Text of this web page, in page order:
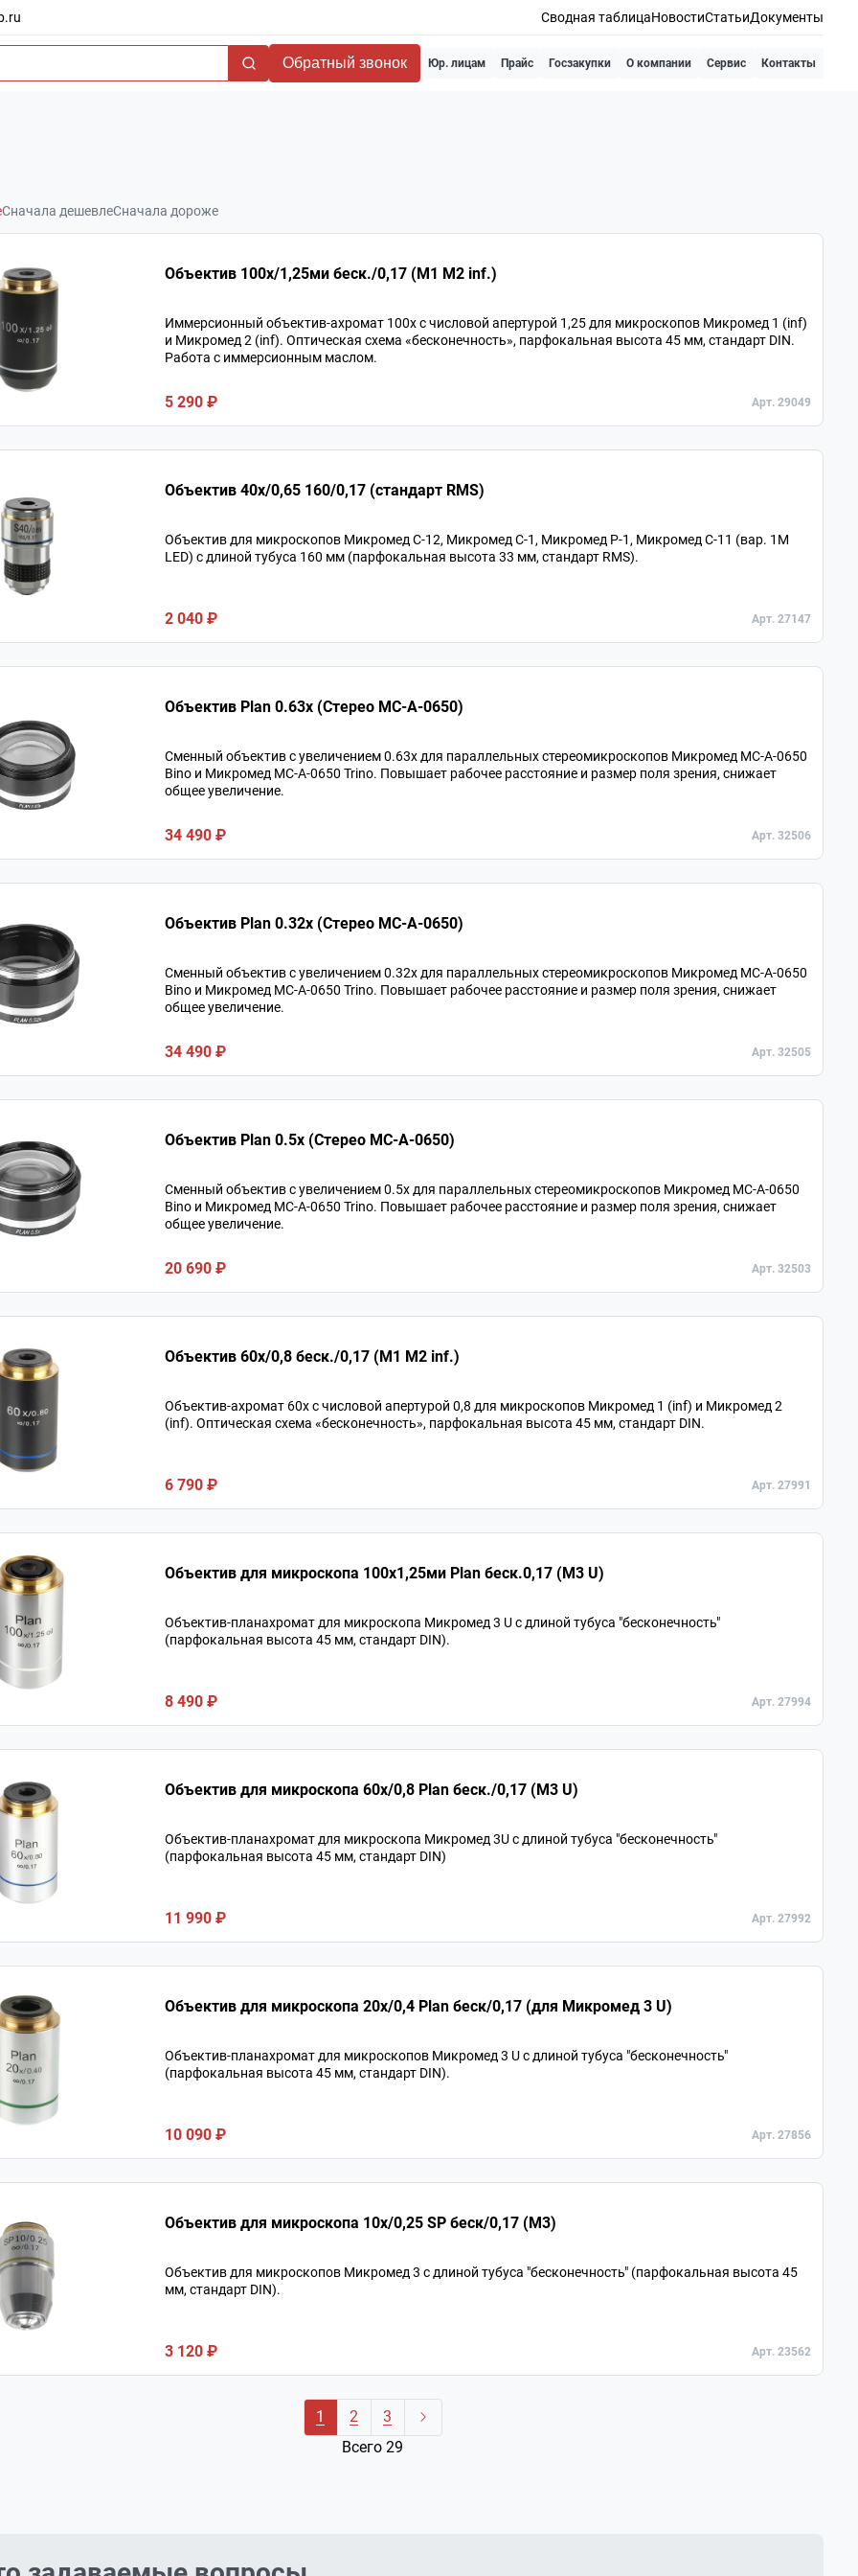
Сводная таблицаНовостиСтатьиДокументы
Обратный звонок Юр. лицам Прайс Госзакупки О компании Сервис Контакты
Сначала дешевлеСначала дороже
Объектив 100х/1,25ми беск./0,17 (М1 М2 inf.)
Иммерсионный объектив-ахромат 100х с числовой апертурой 1,25 для микроскопов Микромед 1 (inf)
и Микромед 2 (inf). Оптическая схема «бесконечность», парфокальная высота 45 мм, стандарт DIN.
Работа с иммерсионным маслом.
5 290 ₽ Арт. 29049
Объектив 40х/0,65 160/0,17 (стандарт RMS)
Объектив для микроскопов Микромед С-12, Микромед С-1, Микромед Р-1, Микромед С-11 (вар. 1М
LED) с длиной тубуса 160 мм (парфокальная высота 33 мм, стандарт RMS).
2 040 ₽ Арт. 27147
Объектив Plan 0.63x (Стерео MC-A-0650)
Сменный объектив с увеличением 0.63х для параллельных стереомикроскопов Микромед MC-A-0650
Bino и Микромед MC-A-0650 Trino. Повышает рабочее расстояние и размер поля зрения, снижает
общее увеличение.
34 490 ₽ Арт. 32506
Объектив Plan 0.32x (Стерео MC-A-0650)
Сменный объектив с увеличением 0.32х для параллельных стереомикроскопов Микромед MC-A-0650
Bino и Микромед MC-A-0650 Trino. Повышает рабочее расстояние и размер поля зрения, снижает
общее увеличение.
34 490 ₽ Арт. 32505
Объектив Plan 0.5x (Стерео MC-A-0650)
Сменный объектив с увеличением 0.5х для параллельных стереомикроскопов Микромед MC-A-0650
Bino и Микромед MC-A-0650 Trino. Повышает рабочее расстояние и размер поля зрения, снижает
общее увеличение.
20 690 ₽ Арт. 32503
Объектив 60х/0,8 беск./0,17 (М1 М2 inf.)
Объектив-ахромат 60х с числовой апертурой 0,8 для микроскопов Микромед 1 (inf) и Микромед 2
(inf). Оптическая схема «бесконечность», парфокальная высота 45 мм, стандарт DIN.
6 790 ₽ Арт. 27991
Объектив для микроскопа 100х1,25ми Plan беск.0,17 (М3 U)
Объектив-планахромат для микроскопа Микромед 3 U с длиной тубуса "бесконечность"
(парфокальная высота 45 мм, стандарт DIN).
8 490 ₽ Арт. 27994
Объектив для микроскопа 60х/0,8 Plan беск./0,17 (М3 U)
Объектив-планахромат для микроскопа Микромед 3U с длиной тубуса "бесконечность"
(парфокальная высота 45 мм, стандарт DIN)
11 990 ₽ Арт. 27992
Объектив для микроскопа 20х/0,4 Plan беск/0,17 (для Микромед 3 U)
Объектив-планахромат для микроскопов Микромед 3 U с длиной тубуса "бесконечность"
(парфокальная высота 45 мм, стандарт DIN).
10 090 ₽ Арт. 27856
Объектив для микроскопа 10х/0,25 SP беск/0,17 (М3)
Объектив для микроскопов Микромед 3 с длиной тубуса "бесконечность" (парфокальная высота 45
мм, стандарт DIN).
3 120 ₽ Арт. 23562
1 2
3
Всего 29